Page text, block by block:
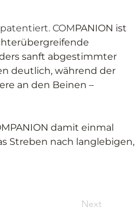
COMPANION ist
sanft abgestimmter
deutlich, während der
an den Beinen –
damit einmal
Streben nach langlebigen,
Next